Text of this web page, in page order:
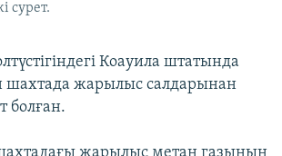
сурет.
Коауила штатында
шахтада жарылыс салдарынан
болған.